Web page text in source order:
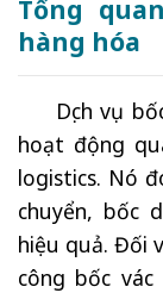
Tổng
hàng hóa
Dịch vụ
hoạt động
logistics. Nó
chuyển, bốc
hiệu quả. Đối
công bốc